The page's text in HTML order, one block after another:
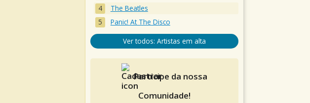
The Beatles
Panic! At The Disco
Ver todos: Artistas em alta
Participe da nossa
Comunidade!